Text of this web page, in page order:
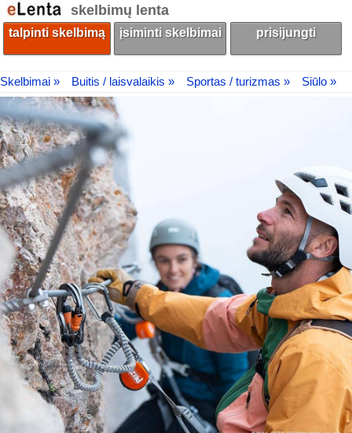
skelbimų lenta
talpinti skelbimą įsiminti skelbimai prisijungti
Skelbimai » Buitis / laisvalaikis » Sportas / turizmas » Siūlo »